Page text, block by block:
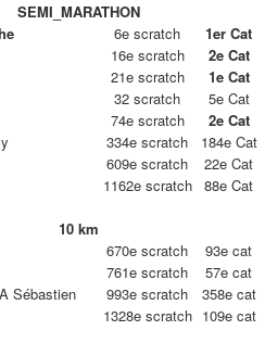
SEMI_MARATHON
6e scratch 1er Cat
16e scratch 2e Cat
21e scratch 1e Cat
32 scratch 5e Cat
74e scratch 2e Cat
334e scratch 184e Cat
609e scratch 22e Cat
1162e scratch 88e Cat
10 km
670e scratch 93e cat
761e scratch 57e cat
Sébastien
993e scratch 358e cat
1328e scratch 109e cat